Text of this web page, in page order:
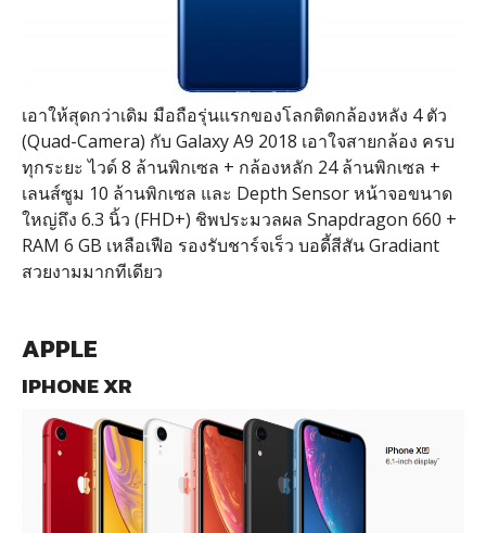
เอาให้สุดกว่าเดิม มือถือรุ่นแรกของโลกติดกล้องหลัง 4 ตัว
(Quad-Camera) กับ Galaxy A9 2018 เอาใจสายกล้อง ครบ
ทุกระยะ ไวด์ 8 ล้านพิกเซล + กล้องหลัก 24 ล้านพิกเซล +
เลนส์ซูม 10 ล้านพิกเซล และ Depth Sensor หน้าจอขนาด
ใหญ่ถึง 6.3 นิ้ว (FHD+) ชิพประมวลผล Snapdragon 660 +
RAM 6 GB เหลือเฟือ รองรับชาร์จเร็ว บอดี้สีสัน Gradiant
สวยงามมากทีเดียว
APPLE
IPHONE XR